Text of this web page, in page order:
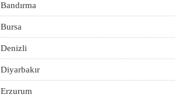
Bandırma
Bursa
Denizli
Diyarbakır
Erzurum